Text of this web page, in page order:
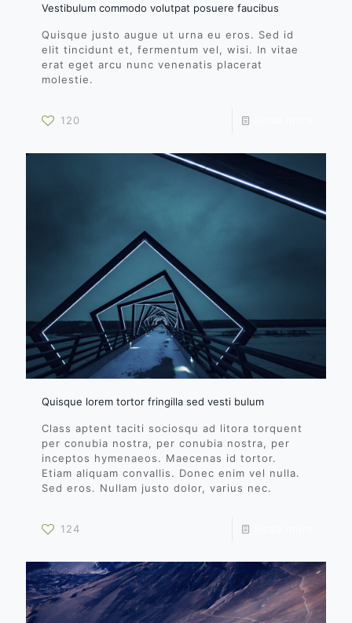
Vestibulum commodo volutpat posuere faucibus
Quisque justo augue ut urna eu eros. Sed id
elit tincidunt et, fermentum vel, wisi. In vitae
erat eget arcu nunc venenatis placerat
molestie.
120
Quisque lorem tortor fringilla sed vesti bulum
Class aptent taciti sociosqu ad litora torquent
per conubia nostra, per conubia nostra, per
inceptos hymenaeos. Maecenas id tortor.
Etiam aliquam convallis. Donec enim vel nulla.
Sed eros. Nullam justo dolor, varius nec.
124